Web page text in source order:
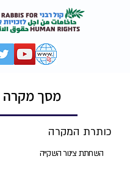
מסך מקרה
כותרת המקרה
השחתת צינור השקייה